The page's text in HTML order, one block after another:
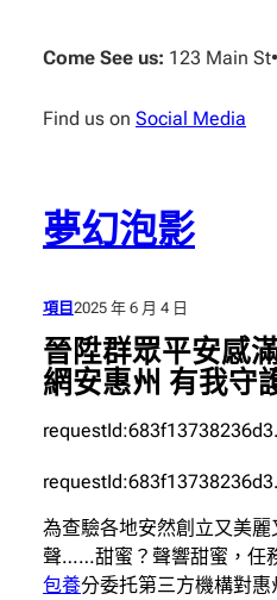
Come See us: 123 Main St•
Find us on Social Media
夢幻泡影
項目 2025 年 6 月 4 日
晉陞群眾平安感
網安惠州 有我守
為查驗各地安然創立又美
聲……甜蜜？聲響甜蜜，任
包養分委托第三方機構對